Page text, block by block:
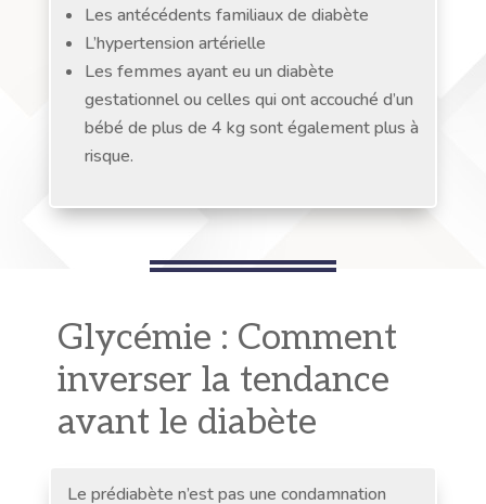
Les antécédents familiaux de diabète
L’hypertension artérielle
Les femmes ayant eu un diabète
gestationnel ou celles qui ont accouché d’un
bébé de plus de 4 kg sont également plus à
risque.
Glycémie : Comment
inverser la tendance
avant le diabète
Le prédiabète n’est pas une condamnation